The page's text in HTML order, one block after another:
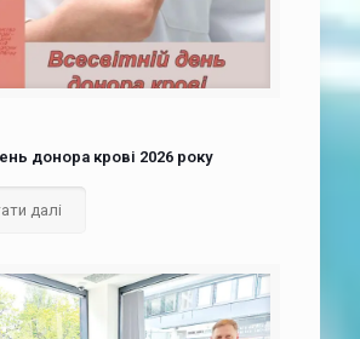
донора крові 2026 року
далі